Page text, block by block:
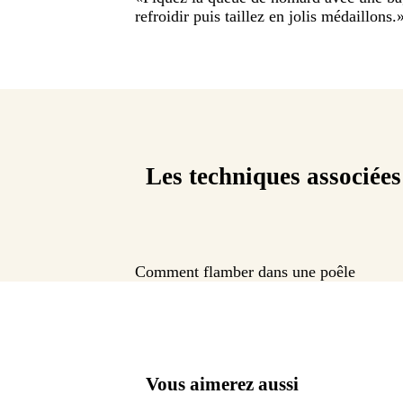
refroidir puis taillez en jolis médaillons.
Les techniques associées
Comment flamber dans une poêle
Vous aimerez aussi